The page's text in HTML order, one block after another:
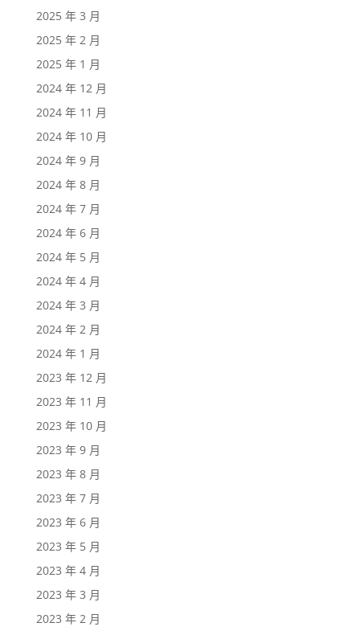
2025 年 3 月
2025 年 2 月
2025 年 1 月
2024 年 12 月
2024 年 11 月
2024 年 10 月
2024 年 9 月
2024 年 8 月
2024 年 7 月
2024 年 6 月
2024 年 5 月
2024 年 4 月
2024 年 3 月
2024 年 2 月
2024 年 1 月
2023 年 12 月
2023 年 11 月
2023 年 10 月
2023 年 9 月
2023 年 8 月
2023 年 7 月
2023 年 6 月
2023 年 5 月
2023 年 4 月
2023 年 3 月
2023 年 2 月